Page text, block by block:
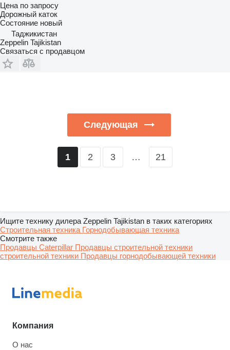
Цена по запросу
Дорожный каток
Состояние новый
Таджикистан
Zeppelin Tajikistan
Связаться с продавцом
Следующая
1 2 3 … 21
Ищите технику дилера Zeppelin Tajikistan в таких категориях
Строительная техника Горнодобывающая техника
Смотрите также
Продавцы Caterpillar Продавцы строительной техники
строительной техники Продавцы горнодобывающей техники
Компания
О нас